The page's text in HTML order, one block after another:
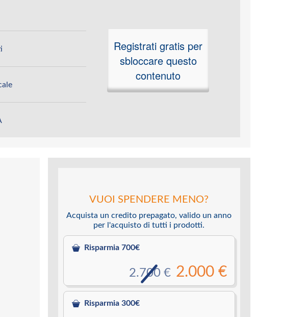
Registrati gratis per
sbloccare questo
contenuto
VUOI SPENDERE MENO?
Acquista un credito prepagato, valido un anno
per l'acquisto di tutti i prodotti.
Risparmia 700€
2.000 €
2.700 €
Risparmia 300€